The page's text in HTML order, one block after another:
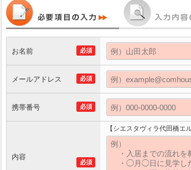
必須
お名前
必須
メールアドレス
必須
携帯番号
必須
内容
【シエスタヴィラ代田橋エ